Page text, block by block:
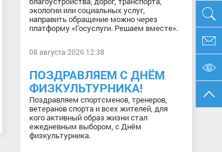
экологии или социальных услуг,
направить обращение можно через
платформу «Госуслуги. Решаем вместе».
08 августа 2026 12:38
ПОЗДРАВЛЯЕМ С ДНЁМ
ФИЗКУЛЬТУРНИКА!
Поздравляем спортсменов, тренеров,
ветеранов спорта и всех жителей, для
кого активный образ жизни стал
ежедневным выбором, с Днём
физкультурника.